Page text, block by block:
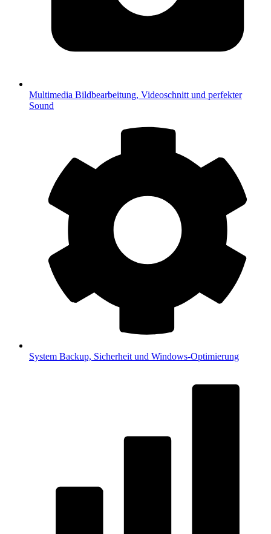
Multimedia Bildbearbeitung, Videoschnitt und perfekter
Sound
System Backup, Sicherheit und Windows-Optimierung